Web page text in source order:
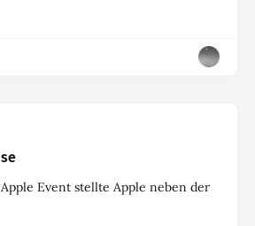
Event stellte Apple neben der